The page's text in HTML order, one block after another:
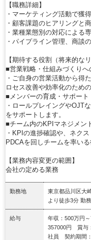
【職務詳細】
・マーケティング活動で獲
・顧客課題のヒアリングと
・業種業態別の対応による
・パイプライン管理、商談
【期待する役割（将来的な
■営業戦略・仕組みづくりへ
・ご自身の営業活動から得
ロセス改善や効率化のため
■メンバーの育成・サポート
・ロールプレイングやOJT
をサポートします。
■チーム内のKPIマネジメン
・KPIの進捗確認や、ネク
PDCAを回しチームを率いる
【業務内容変更の範囲】
会社の定める業務
勤務地
東京都品川区大
より徒歩3分 勤
給与
年収：500万円
357000円 賞与
社員 契約期間